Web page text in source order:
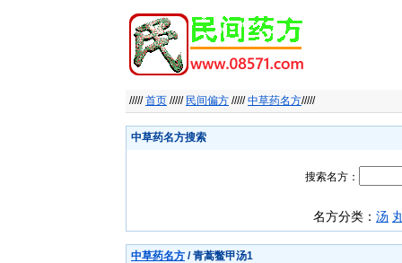
/////首页 ///// 民间偏方 /////中草药名方/////
中草药名方搜索
搜索名方：
名方分类： 汤
中草药名方 / 青蒿鳖甲汤1